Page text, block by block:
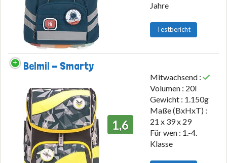
Jahre
Testbericht
Belmil - Smarty
1,6
Mitwachsend :
Volumen : 20l
Gewicht : 1.150g
Maße (BxHxT) :
21 x 39 x 29
Für wen : 1.-4.
Klasse